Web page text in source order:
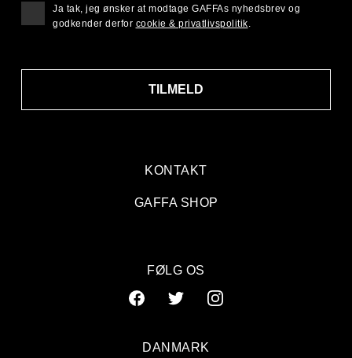
KONTAKT
GAFFA SHOP
TILMELD
Ja tak, jeg ønsker at modtage GAFFAs nyhedsbrev og
godkender derfor cookie & privatlivspolitik.
FØLG OS
DANMARK